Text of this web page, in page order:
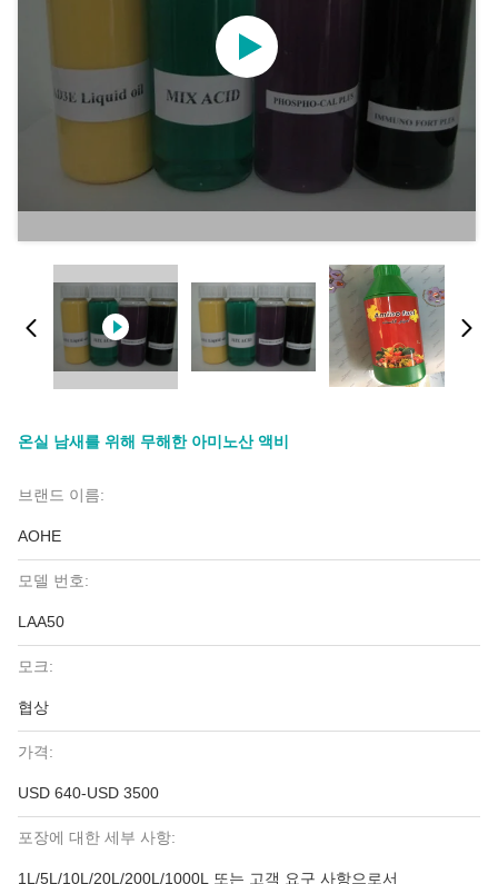
온실 남새를 위해 무해한 아미노산 액비
브랜드 이름:
AOHE
모델 번호:
LAA50
모크:
협상
가격:
USD 640-USD 3500
포장에 대한 세부 사항:
1L/5L/10L/20L/200L/1000L 또는 고객 요구 사항으로서